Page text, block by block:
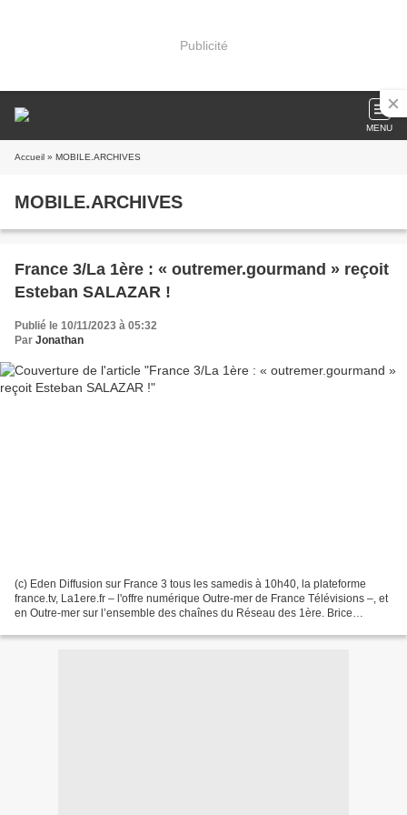
Publicité
MENU
Accueil » MOBILE.ARCHIVES
MOBILE.ARCHIVES
France 3/La 1ère : « outremer.gourmand » reçoit
Esteban SALAZAR !
Publié le 10/11/2023 à 05:32
Par Jonathan
(c) Eden Diffusion sur France 3 tous les samedis à 10h40, la plateforme
france.tv, La1ere.fr – l'offre numérique Outre-mer de France Télévisions –, et
en Outre-mer sur l’ensemble des chaînes du Réseau des 1ère. Brice